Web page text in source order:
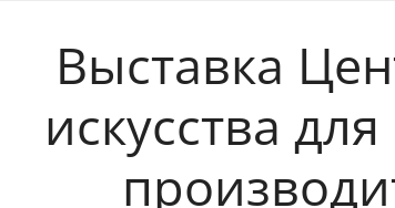
Выставка
искусства